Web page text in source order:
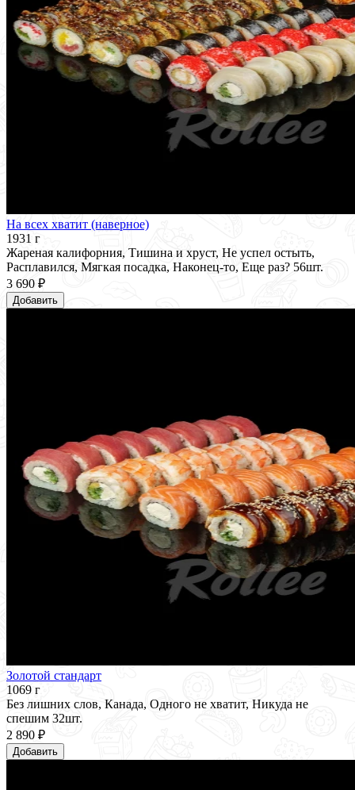
На всех хватит (наверное)
1931 г
Жареная калифорния, Тишина и хруст, Не успел остыть,
Расплавился, Мягкая посадка, Наконец-то, Еще раз? 56шт.
3 690 ₽
Добавить
Золотой стандарт
1069 г
Без лишних слов, Канада, Одного не хватит, Никуда не
спешим 32шт.
2 890 ₽
Добавить